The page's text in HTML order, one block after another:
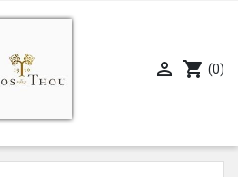
 shopping_cart (0)